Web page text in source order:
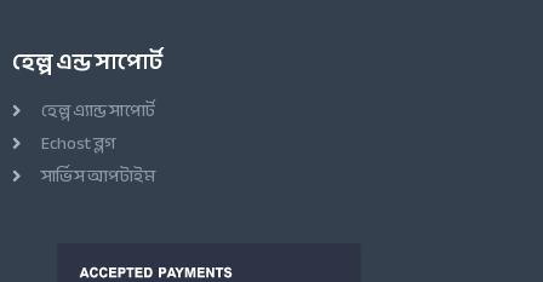
হেল্প এন্ড সাপোর্ট
হেল্প এ্যান্ড সাপোর্ট
Echost ব্লগ
সার্ভিস আপটাইম